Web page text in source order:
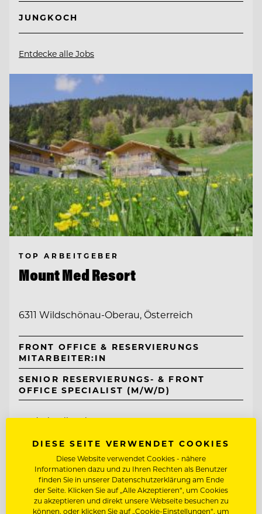
JUNGKOCH
Entdecke alle Jobs
TOP ARBEITGEBER
Mount Med Resort
6311 Wildschönau-Oberau, Österreich
FRONT OFFICE & RESERVIERUNGS
MITARBEITER:IN
SENIOR RESERVIERUNGS- & FRONT
OFFICE SPECIALIST (M/W/D)
Entdecke alle Jobs
DIESE SEITE VERWENDET COOKIES
Diese Website verwendet Cookies - nähere
Informationen dazu und zu Ihren Rechten als Benutzer
finden Sie in unserer Datenschutzerklärung am Ende
der Seite. Klicken Sie auf „Alle Akzeptieren“, um Cookies
zu akzeptieren und direkt unsere Webseite besuchen zu
können, oder klicken Sie auf „Cookie-Einstellungen“, um